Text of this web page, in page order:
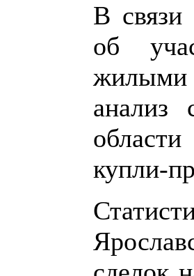
В
об
жилыми
анализ
купли-